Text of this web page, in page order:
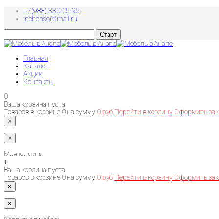
+7(988) 330-05-95
inchenso@mail.ru
Главная
Каталог
Акции
Контакты
0
Ваша корзина пуста
Товаров в корзине 0 на сумму 0 руб Перейти в корзину Оформить
×
×
Моя корзина
↓
Ваша корзина пуста
Товаров в корзине 0 на сумму 0 руб Перейти в корзину Оформить
×
×